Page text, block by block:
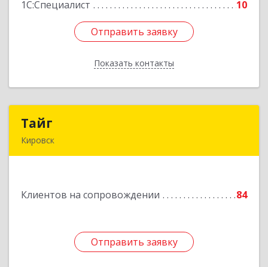
1С:Специалист
10
Отправить заявку
Показать контакты
Отправить заявку
Назад
Тайг
Кировск
Клиентов на сопровождении 84
Отправить заявку
Подробнее
Отправить заявку